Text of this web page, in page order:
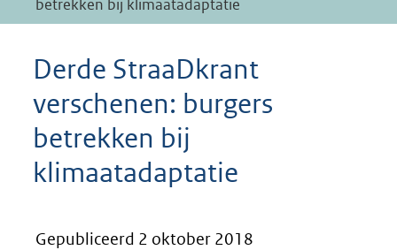
betrekken bij klimaatadaptatie
Derde StraaDkrant
verschenen: burgers
betrekken bij
klimaatadaptatie
Gepubliceerd 2 oktober 2018